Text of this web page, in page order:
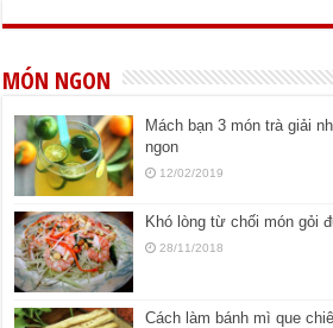
MÓN NGON
Mách bạn 3 món trà giải
ngon
12/02/2019
Khó lòng từ chối món gỏi
28/11/2018
Cách làm bánh mì que